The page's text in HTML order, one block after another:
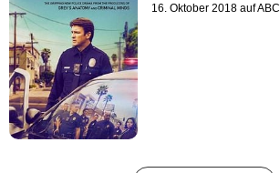
16. Oktober 2018 auf ABC